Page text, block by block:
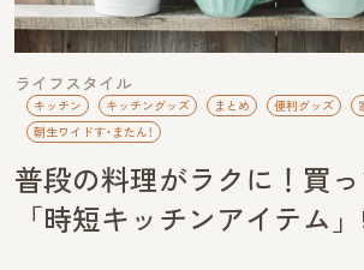
ライフスタイル
キッチン キッチングッズ まとめ 便利グッズ
朝生ワイドす・またん！
普段の料理がラクに！買
「時短キッチンアイテム